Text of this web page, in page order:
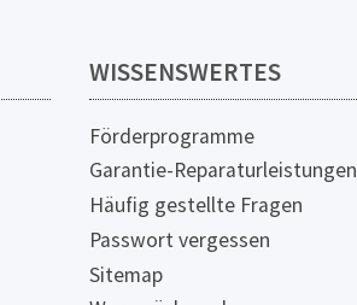
WISSENSWERTES
Förderprogramme
Garantie-Reparaturleistungen
Häufig gestellte Fragen
Passwort vergessen
Sitemap